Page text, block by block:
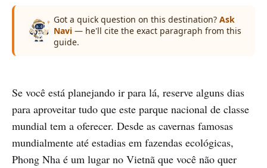
Got a quick question on this destination? Ask
Navi — he'll cite the exact paragraph from this
guide.
Se você está planejando ir para lá, reserve alguns dias
para aproveitar tudo que este parque nacional de classe
mundial tem a oferecer. Desde as cavernas famosas
mundialmente até estadias em fazendas ecológicas,
Phong Nha é um lugar no Vietnã que você não quer